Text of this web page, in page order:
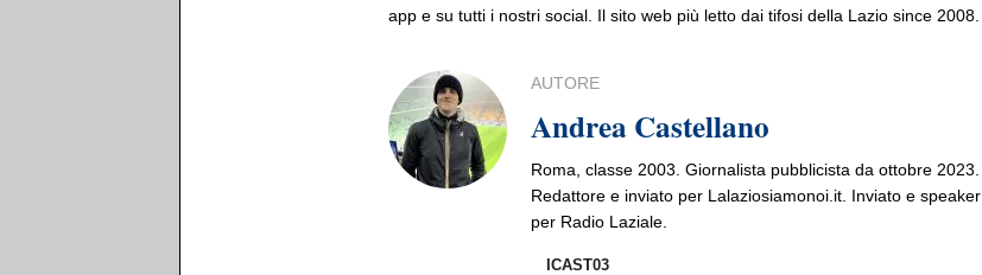
app e su tutti i nostri social. Il sito web più letto dai tifosi della Lazio since 2008.
AUTORE
Andrea Castellano
Roma, classe 2003. Giornalista pubblicista da ottobre 2023.
Redattore e inviato per Lalaziosiamonoi.it. Inviato e speaker
per Radio Laziale.
ICAST03